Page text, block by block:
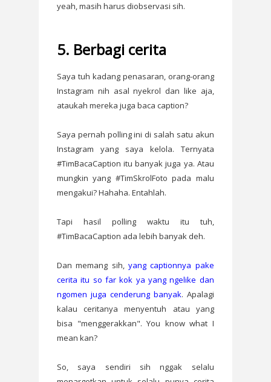
yeah, masih harus diobservasi sih.
5. Berbagi cerita
Saya tuh kadang penasaran, orang-orang
Instagram nih asal nyekrol dan like aja,
ataukah mereka juga baca caption?
Saya pernah polling ini di salah satu akun
Instagram yang saya kelola. Ternyata
#TimBacaCaption itu banyak juga ya. Atau
mungkin yang #TimSkrolFoto pada malu
mengakui? Hahaha. Entahlah.
Tapi hasil polling waktu itu tuh,
#TimBacaCaption ada lebih banyak deh.
Dan memang sih,yang captionnya pake
cerita itu so far kok ya yang ngelike dan
ngomen juga cenderung banyak. Apalagi
kalau ceritanya menyentuh atau yang
bisa "menggerakkan". You know what I
mean kan?
So, saya sendiri sih nggak selalu